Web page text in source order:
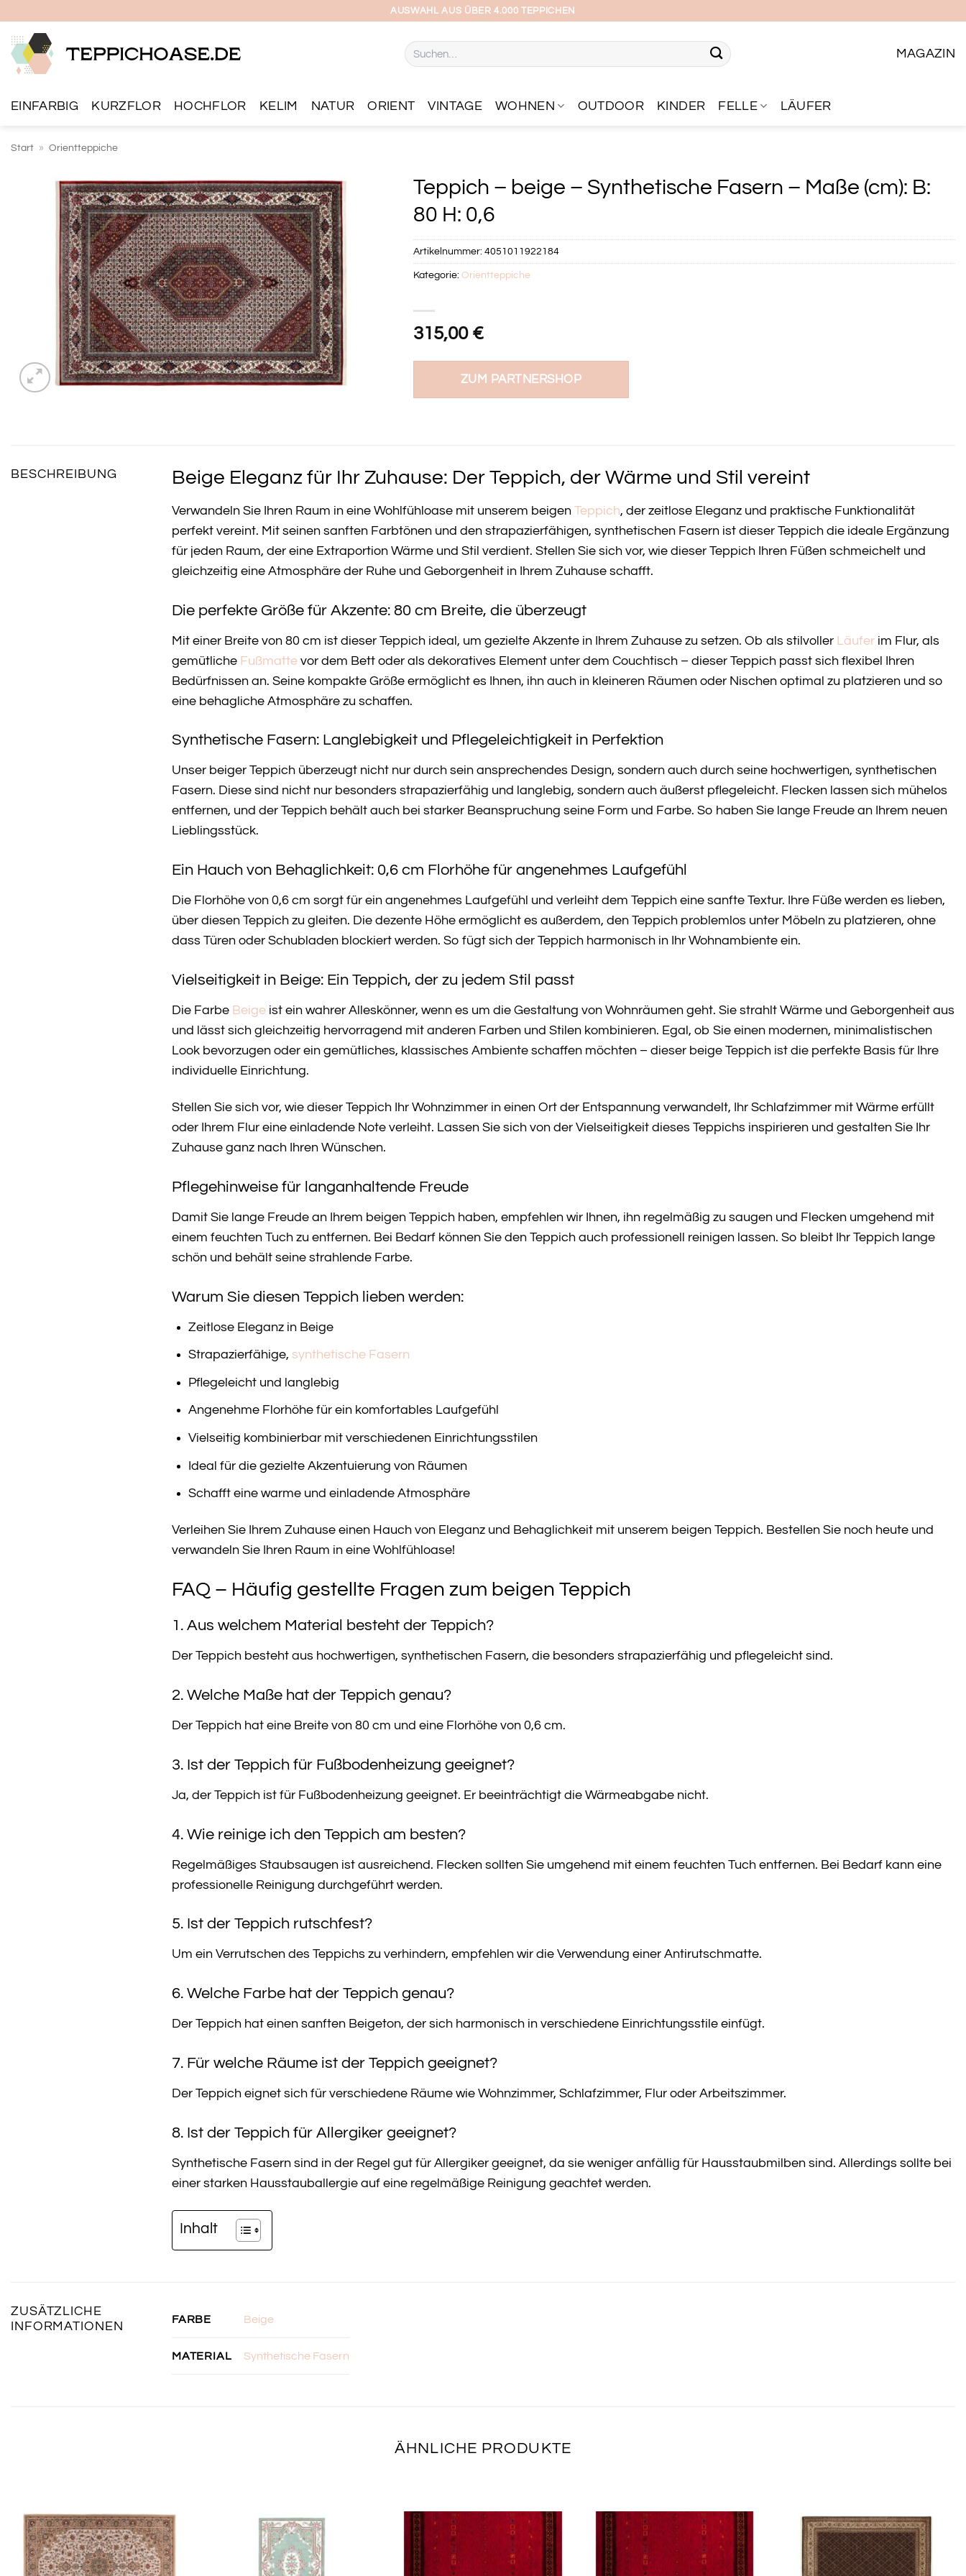
springen
AUSWAHL AUS ÜBER 4.000 TEPPICHEN
Suchen
nach:
MAGAZIN
EINFARBIG KURZFLOR HOCHFLOR KELIM NATUR ORIENT VINTAGE WOHNEN OUTDOOR KINDER FELLE LÄUFER
Start » Orientteppiche
Teppich – beige – Synthetische Fasern – Maße (cm): B:
80 H: 0,6
315,00 €
ZUM PARTNERSHOP
Artikelnummer: 4051011922184
Kategorie: Orientteppiche
BESCHREIBUNG Beige Eleganz für Ihr Zuhause: Der Teppich, der Wärme und Stil vereint
Verwandeln Sie Ihren Raum in eine Wohlfühloase mit unserem beigen Teppich, der zeitlose Eleganz und praktische Funktionalität
perfekt vereint. Mit seinen sanften Farbtönen und den strapazierfähigen, synthetischen Fasern ist dieser Teppich die ideale Ergänzung
für jeden Raum, der eine Extraportion Wärme und Stil verdient. Stellen Sie sich vor, wie dieser Teppich Ihren Füßen schmeichelt und
gleichzeitig eine Atmosphäre der Ruhe und Geborgenheit in Ihrem Zuhause schafft.
Die perfekte Größe für Akzente: 80 cm Breite, die überzeugt
Mit einer Breite von 80 cm ist dieser Teppich ideal, um gezielte Akzente in Ihrem Zuhause zu setzen. Ob als stilvoller Läufer im Flur, als
gemütliche Fußmatte vor dem Bett oder als dekoratives Element unter dem Couchtisch – dieser Teppich passt sich flexibel Ihren
Bedürfnissen an. Seine kompakte Größe ermöglicht es Ihnen, ihn auch in kleineren Räumen oder Nischen optimal zu platzieren und so
eine behagliche Atmosphäre zu schaffen.
Synthetische Fasern: Langlebigkeit und Pflegeleichtigkeit in Perfektion
Unser beiger Teppich überzeugt nicht nur durch sein ansprechendes Design, sondern auch durch seine hochwertigen, synthetischen
Fasern. Diese sind nicht nur besonders strapazierfähig und langlebig, sondern auch äußerst pflegeleicht. Flecken lassen sich mühelos
entfernen, und der Teppich behält auch bei starker Beanspruchung seine Form und Farbe. So haben Sie lange Freude an Ihrem neuen
Lieblingsstück.
Ein Hauch von Behaglichkeit: 0,6 cm Florhöhe für angenehmes Laufgefühl
Die Florhöhe von 0,6 cm sorgt für ein angenehmes Laufgefühl und verleiht dem Teppich eine sanfte Textur. Ihre Füße werden es lieben,
über diesen Teppich zu gleiten. Die dezente Höhe ermöglicht es außerdem, den Teppich problemlos unter Möbeln zu platzieren, ohne
dass Türen oder Schubladen blockiert werden. So fügt sich der Teppich harmonisch in Ihr Wohnambiente ein.
Vielseitigkeit in Beige: Ein Teppich, der zu jedem Stil passt
Die Farbe Beige ist ein wahrer Alleskönner, wenn es um die Gestaltung von Wohnräumen geht. Sie strahlt Wärme und Geborgenheit aus
und lässt sich gleichzeitig hervorragend mit anderen Farben und Stilen kombinieren. Egal, ob Sie einen modernen, minimalistischen
Look bevorzugen oder ein gemütliches, klassisches Ambiente schaffen möchten – dieser beige Teppich ist die perfekte Basis für Ihre
individuelle Einrichtung.
Stellen Sie sich vor, wie dieser Teppich Ihr Wohnzimmer in einen Ort der Entspannung verwandelt, Ihr Schlafzimmer mit Wärme erfüllt
oder Ihrem Flur eine einladende Note verleiht. Lassen Sie sich von der Vielseitigkeit dieses Teppichs inspirieren und gestalten Sie Ihr
Zuhause ganz nach Ihren Wünschen.
Pflegehinweise für langanhaltende Freude
Damit Sie lange Freude an Ihrem beigen Teppich haben, empfehlen wir Ihnen, ihn regelmäßig zu saugen und Flecken umgehend mit
einem feuchten Tuch zu entfernen. Bei Bedarf können Sie den Teppich auch professionell reinigen lassen. So bleibt Ihr Teppich lange
schön und behält seine strahlende Farbe.
Warum Sie diesen Teppich lieben werden:
Zeitlose Eleganz in Beige
Strapazierfähige, synthetische Fasern
Pflegeleicht und langlebig
Angenehme Florhöhe für ein komfortables Laufgefühl
Vielseitig kombinierbar mit verschiedenen Einrichtungsstilen
Ideal für die gezielte Akzentuierung von Räumen
Schafft eine warme und einladende Atmosphäre
Verleihen Sie Ihrem Zuhause einen Hauch von Eleganz und Behaglichkeit mit unserem beigen Teppich. Bestellen Sie noch heute und
verwandeln Sie Ihren Raum in eine Wohlfühloase!
FAQ – Häufig gestellte Fragen zum beigen Teppich
1. Aus welchem Material besteht der Teppich?
Der Teppich besteht aus hochwertigen, synthetischen Fasern, die besonders strapazierfähig und pflegeleicht sind.
2. Welche Maße hat der Teppich genau?
Der Teppich hat eine Breite von 80 cm und eine Florhöhe von 0,6 cm.
3. Ist der Teppich für Fußbodenheizung geeignet?
Ja, der Teppich ist für Fußbodenheizung geeignet. Er beeinträchtigt die Wärmeabgabe nicht.
4. Wie reinige ich den Teppich am besten?
Regelmäßiges Staubsaugen ist ausreichend. Flecken sollten Sie umgehend mit einem feuchten Tuch entfernen. Bei Bedarf kann eine
professionelle Reinigung durchgeführt werden.
5. Ist der Teppich rutschfest?
Um ein Verrutschen des Teppichs zu verhindern, empfehlen wir die Verwendung einer Antirutschmatte.
6. Welche Farbe hat der Teppich genau?
Der Teppich hat einen sanften Beigeton, der sich harmonisch in verschiedene Einrichtungsstile einfügt.
7. Für welche Räume ist der Teppich geeignet?
Der Teppich eignet sich für verschiedene Räume wie Wohnzimmer, Schlafzimmer, Flur oder Arbeitszimmer.
8. Ist der Teppich für Allergiker geeignet?
Synthetische Fasern sind in der Regel gut für Allergiker geeignet, da sie weniger anfällig für Hausstaubmilben sind. Allerdings sollte bei
einer starken Hausstauballergie auf eine regelmäßige Reinigung geachtet werden.
Inhalt
ZUSÄTZLICHE
INFORMATIONEN
FARBE Beige
MATERIAL Synthetische Fasern
ÄHNLICHE PRODUKTE